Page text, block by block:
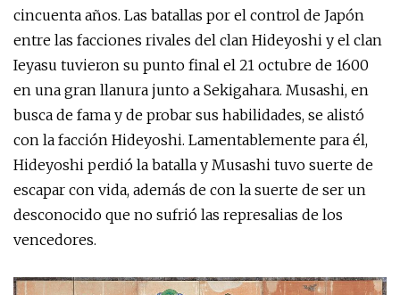
cincuenta años. Las batallas por el control de Japón
entre las facciones rivales del clan Hideyoshi y el clan
Ieyasu tuvieron su punto final el 21 octubre de 1600
en una gran llanura junto a Sekigahara. Musashi, en
busca de fama y de probar sus habilidades, se alistó
con la facción Hideyoshi. Lamentablemente para él,
Hideyoshi perdió la batalla y Musashi tuvo suerte de
escapar con vida, además de con la suerte de ser un
desconocido que no sufrió las represalias de los
vencedores.